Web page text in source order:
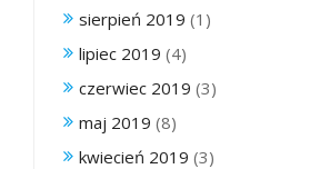
sierpień 2019 (1)
lipiec 2019 (4)
czerwiec 2019 (3)
maj 2019 (8)
kwiecień 2019 (3)